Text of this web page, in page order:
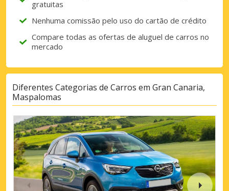
gratuitas
Nenhuma comissão pelo uso do cartão de crédito
Compare todas as ofertas de aluguel de carros no
mercado
Diferentes Categorias de Carros em Gran Canaria,
Maspalomas